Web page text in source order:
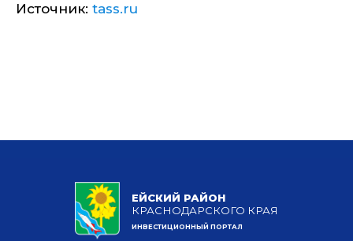
Источник: tass.ru
ЕЙСКИЙ РАЙОН
КРАСНОДАРСКОГО КРАЯ
ИНВЕСТИЦИОННЫЙ ПОРТАЛ